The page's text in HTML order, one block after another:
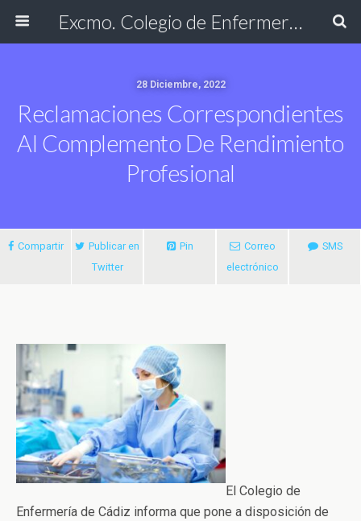
Excmo. Colegio de Enfermería de Cádiz
28 Diciembre, 2022
Reclamaciones Correspondientes
Al Complemento De Rendimiento
Profesional
Compartir
Publicar en
Twitter
Pin
Correo
electrónico
SMS
El Colegio de
Enfermería de Cádiz informa que pone a disposición de